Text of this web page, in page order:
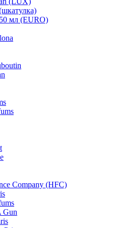
мл (EURO)
Company (HFC)
Gun